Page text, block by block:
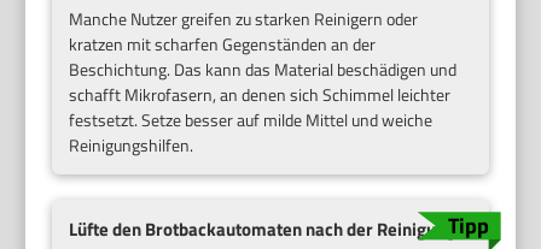
Manche Nutzer greifen zu starken Reinigern oder
kratzen mit scharfen Gegenständen an der
Beschichtung. Das kann das Material beschädigen und
schafft Mikrofasern, an denen sich Schimmel leichter
festsetzt. Setze besser auf milde Mittel und weiche
Reinigungshilfen.
Lüfte den Brotbackautomaten nach der Reinigung